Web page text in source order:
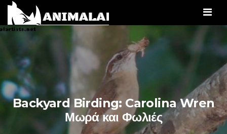
Backyard Birding: Carolina Wren
Μωρά και Φωλιές